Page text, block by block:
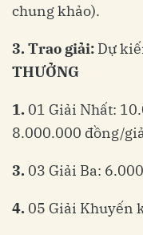
chung khảo).
3.Trao giải: Dự
THƯỞNG
1. 01 Giải Nhất:
8.000.000 đồng/
3. 03 Giải Ba:
4. 05 Giải Khuyến